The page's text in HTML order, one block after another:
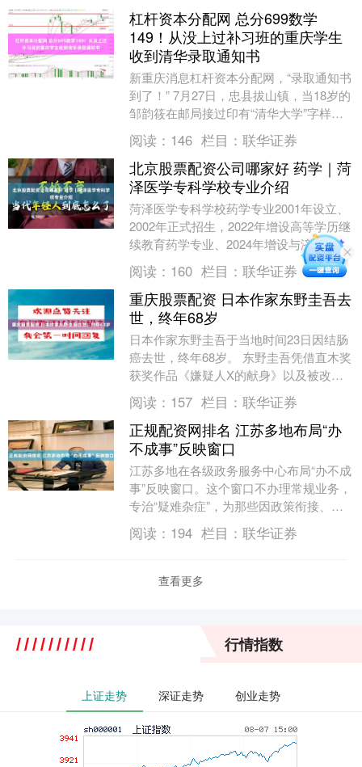
杠杆资本分配网 总分699数学
149！从没上过补习班的重庆学生
收到清华录取通知书
新重庆消息杠杆资本分配网，“录取通知书
到了！” 7月27日，忠县拔山镇，当18岁的
邹韵筱在邮局接过印有“清华大学”字样的
EMS信封时，他感觉很平静：“通知书到
了....
阅读： 146 栏目： 联华证券
北京股票配资公司哪家好 药学｜菏
泽医学专科学校专业介绍
菏泽医学专科学校药学专业2001年设立、
2002年正式招生，2022年增设高等学历继
续教育药学专业、2024年增设与济宁医学
院联合培养3+2专本贯通药学专业，至....
阅读： 160 栏目： 联华证券
重庆股票配资 日本作家东野圭吾去
世，终年68岁
日本作家东野圭吾于当地时间23日因结肠
癌去世，终年68岁。 东野圭吾凭借直木奖
获奖作品《嫌疑人X的献身》以及被改编
成影视作品、在日本国内外广受欢迎的
《白夜行》等....
阅读： 157 栏目： 联华证券
正规配资网排名 江苏多地布局“办
不成事”反映窗口
江苏多地在各级政务服务中心布局“办不成
事”反映窗口。这个窗口不办理常规业务，
专治“疑难杂症”，为那些因政策衔接、部
门壁垒、材料缺失等原因“办不成”的事提
供兜底受....
阅读： 194 栏目： 联华证券
查看更多
行情指数
上证走势 深证走势 创业走势